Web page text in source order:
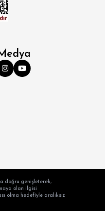
doğru genişleterek,
olan ilgisi
olma hedefiyle aralıksız